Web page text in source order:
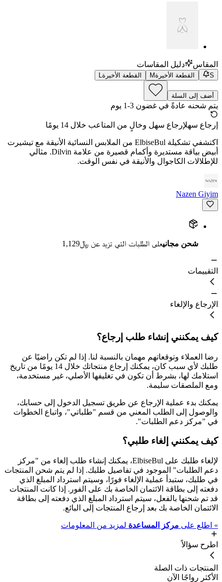
المقاس دليل المقاسات
S القطعة الأخيرةM القطعة الأخيرة L
أضف إلى السلة
يتم شحنه عادةً في غضون 3-1 يوم
إرجاع سهلإرجاع سهل وخالٍ من المتاعب خلال 14 يومًا
اكتشفي تشكيلة ElbiseBul من الملابس النسائية الأنيقة مع تيشيرت
أبيض بياقة مستديرة وأكمام قصيرة من علامة Dilvin. مثالي
للإطلالات الكاجوال والأنيقة في نفس الوقت.
Nazen Giyim
شحن مجانيعلى الطلبات التي تزيد عن ﷼1,129
التقييمات
الإرجاع والإلغاء
كيف يمكنني إنشاء طلب إرجاع؟
رضا العملاء وتوقعاتهم مهمان بالنسبة لنا. إذا لم تكن راضيًا عن
طلبك لأي سبب كان، يمكنك إرجاع منتجاتك خلال 14 يومًا من تاريخ
استلامك لها، بشرط أن تكون في تغليفها الأصلي، غير مستخدمة،
ومع الملصقات سليمة.
يمكنك بدء عملية الإرجاع عن طريق تسجيل الدخول إلى حسابك،
والوصول إلى الطلب المعني من قسم "طلباتي"، واتباع الخطوات
في "مركز دعم الطلبات".
كيف يمكنني إلغاء طلبي؟
لإلغاء طلبك على ElbiseBul، يمكنك إنشاء طلب إلغاء من "مركز
دعم الطلبات" الموجود في تفاصيل طلبك. إذا لم يتم شحن المنتجات
في طلبك، ستبدأ عملية الإلغاء فورًا، وسيتم استرداد المبلغ الذي
دفعته إلى بطاقة الائتمان الخاصة بك على الفور. إذا كانت المنتجات
قد تم شحنها بالفعل، سيتم استرداد المبلغ الذي دفعته إلى بطاقة
الائتمان الخاصة بك بعد إرجاع المنتجات إلى البائع.
» اطلع على مركز المساعدة لمزيد من المعلومات
اطرح سؤالاً
المنتجات ذات الصلة
الأكثر رواجًا الآن